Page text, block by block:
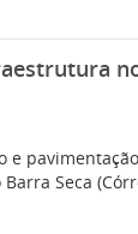
e
Seca